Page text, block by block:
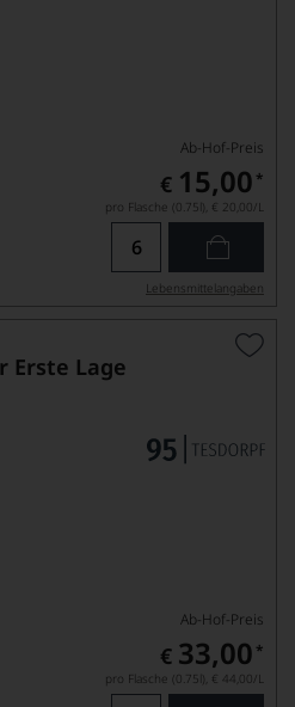
Ab-Hof-Preis
€ 15,00 *
pro Flasche (0.75l), € 20,00/L
Lebensmittel­angaben
Erste Lage
Ab-Hof-Preis
€ 33,00 *
pro Flasche (0.75l), € 44,00/L